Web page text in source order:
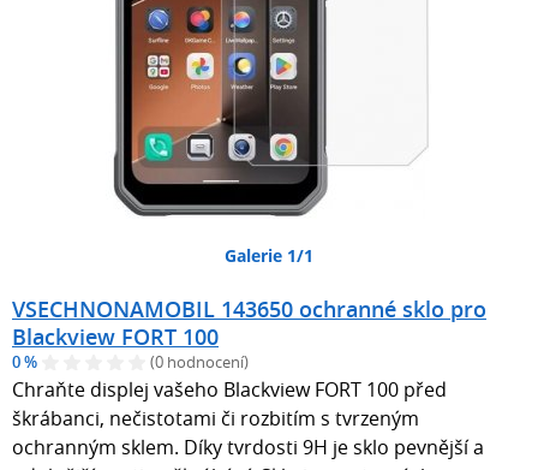
Galerie 1/1
VSECHNONAMOBIL 143650 ochranné sklo pro
Blackview FORT 100
0 % (0 hodnocení)
Chraňte displej vašeho Blackview FORT 100 před
škrábanci, nečistotami či rozbitím s tvrzeným
ochranným sklem. Díky tvrdosti 9H je sklo pevnější a